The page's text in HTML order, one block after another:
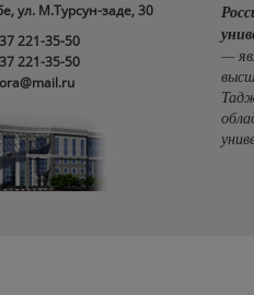
ул. М.Турсун-заде, 30
221-35-50
221-35-50
—